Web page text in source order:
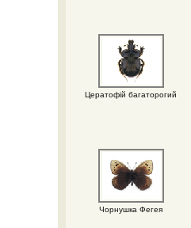
Цератофій багаторогий
Чорнушка Фегея